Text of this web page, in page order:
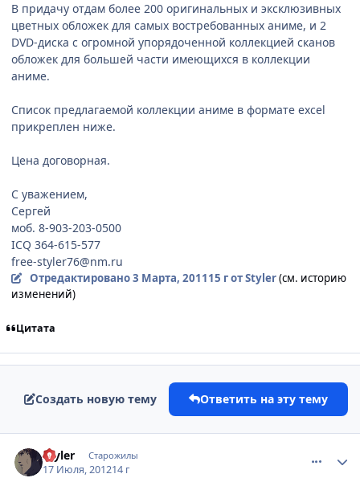
В придачу отдам более 200 оригинальных и эксклюзивных
цветных обложек для самых востребованных аниме, и 2
DVD-диска с огромной упорядоченной коллекцией сканов
обложек для большей части имеющихся в коллекции
аниме.
Список предлагаемой коллекции аниме в формате excel
прикреплен ниже.
Цена договорная.
С уважением,
Сергей
моб. 8-903-203-0500
ICQ 364-615-577
free-styler76@nm.ru
Отредактировано3 Марта, 201115 гот Styler(см. историю
изменений)
Цитата
Создать новую тему Ответить на эту тему
Styler Старожилы
17 Июля, 201214 г